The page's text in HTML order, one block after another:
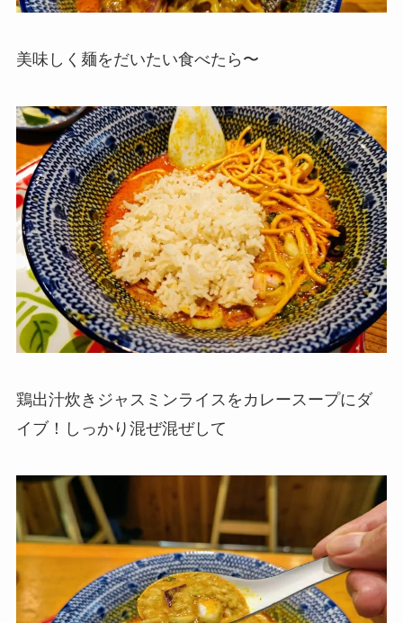
美味しく麺をだいたい食べたら〜
鶏出汁炊きジャスミンライスをカレースープにダ
イブ！しっかり混ぜ混ぜして